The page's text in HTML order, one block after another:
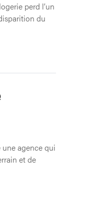
perd l’un
du
agence qui
et de